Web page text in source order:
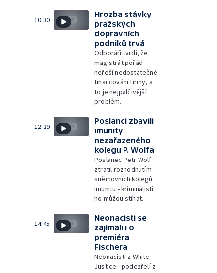
10:30
Hrozba stávky
pražských
dopravních
podniků trvá
Odboráři tvrdí, že
magistrát pořád
neřeší nedostatečné
financování firmy, a
to je nejpalčivější
problém.
12:29
Poslanci zbavili
imunity
nezařazeného
kolegu P. Wolfa
Poslanec Petr Wolf
ztratil rozhodnutím
sněmovních kolegů
imunitu - kriminalisti
ho můžou stíhat.
14:45
Neonacisti se
zajímali i o
premiéra
Fischera
Neonacisti z White
Justice - podezřelí z